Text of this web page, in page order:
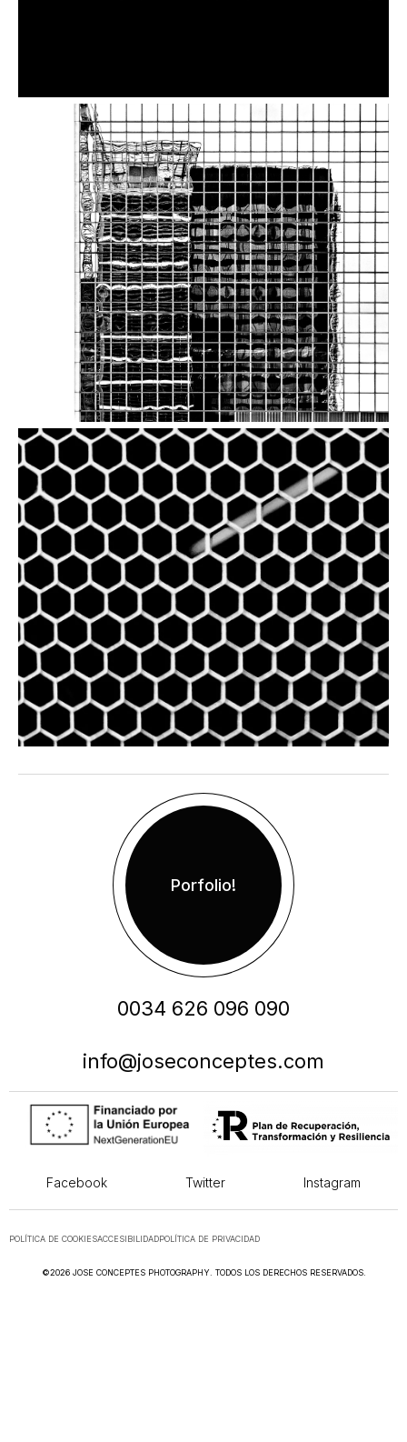
Zenith
Hyperion
Porfolio!
0034 626 096 090
info@joseconceptes.com
Facebook Twitter Instagram
©2026 JOSE CONCEPTES PHOTOGRAPHY. TODOS LOS DERECHOS RESERVADOS.
POLÍTICA DE COOKIESACCESIBILIDADPOLÍTICA DE PRIVACIDAD